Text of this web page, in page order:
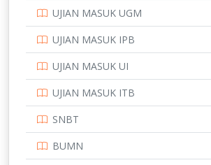
SMA
SMK
SMP
STIP
UJIAN MASUK UGM
UJIAN MASUK IPB
UJIAN MASUK UI
UJIAN MASUK ITB
SNBT
BUMN